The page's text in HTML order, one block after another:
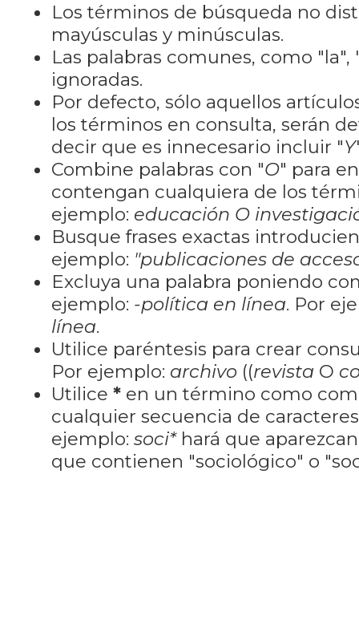
Los términos de búsqueda no
mayúsculas y minúsculas.
Las palabras comunes, como "la",
ignoradas.
Por defecto, sólo aquellos
los términos en consulta, serán
decir que es innecesario incluir "Y
Combine palabras con "O" para
contengan cualquiera de los
ejemplo: educación O
Busque frases exactas
ejemplo: "publicaciones de
Excluya una palabra poniendo
ejemplo: -política en línea. Por
línea.
Utilice paréntesis para crear
Por ejemplo: archivo ((revista O
Utilice *en un término como
cualquier secuencia de
ejemplo: soci*hará que
que contienen "sociológico" o